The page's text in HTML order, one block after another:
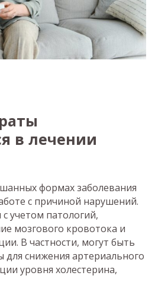
в лечении
формах заболевания
с причиной нарушений.
учетом патологий,
мозгового кровотока и
В частности, могут быть
для снижения артериального
уровня холестерина,